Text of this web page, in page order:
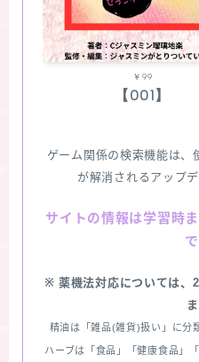
￥99
【001】
ゲーム関係の検索機能は、
が解消されるアップ
サイトの情報は学習時
※ 薬機法対応については、
精油は「雑品(雑貨)扱い」に分
ハーブは「食品」「健康食品」